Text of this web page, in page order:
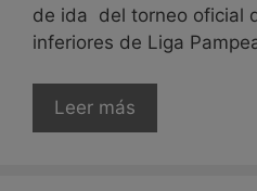
de ida del torneo oficial
inferiores de Liga
Leer más